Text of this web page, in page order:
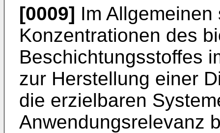
[0009] Im
Konzentrationen des
Beschichtungsstoffes
zur Herstellung einer
die erzielbaren
Anwendungsrelevanz